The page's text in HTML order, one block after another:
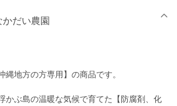
かだい農園
縄地方の方専用】の商品です。
かぶ島の温暖な気候で育てた【防腐剤、化